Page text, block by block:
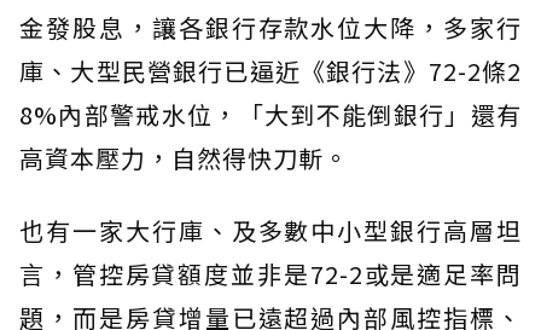
金發股息，讓各銀行存款水位大降，多家行
庫、大型民營銀行已逼近《銀行法》72-2條2
8%內部警戒水位，「大到不能倒銀行」還有
高資本壓力，自然得快刀斬。
也有一家大行庫、及多數中小型銀行高層坦
言，管控房貸額度並非是72-2或是適足率問
題，而是房貸增量已遠超過內部風控指標、